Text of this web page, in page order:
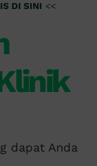
DI SINI <<
dapat Anda